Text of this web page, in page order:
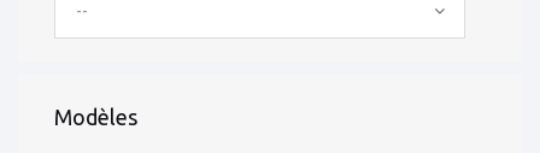
--
Modèles